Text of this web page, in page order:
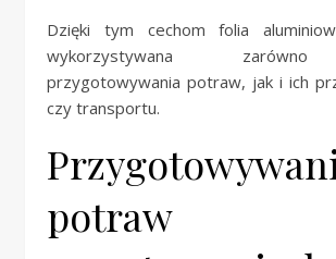
Dzięki tym cechom folia
wykorzystywana
przygotowywania potraw, jak i ich
czy transportu.
potraw